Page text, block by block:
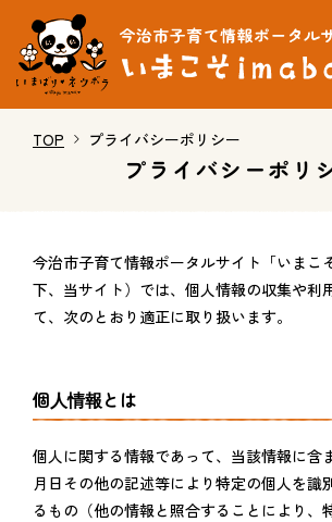
TOP プライバシーポリシー
プライバシーポリ
今治市子育て情報ポータルサイト「いまこ
下、当サイト）では、個人情報の収集や利
て、次のとおり適正に取り扱います。
個人情報とは
個人に関する情報であって、当該情報に含
月日その他の記述等により特定の個人を識
るもの（他の情報と照合することにより、